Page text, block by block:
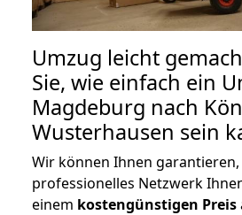
Umzug leicht
Sie, wie einfach ein
Magdeburg nach
Wusterhausen sein
Wir können Ihnen
professionelles Netzwerk
einem kostengünstigen Preis